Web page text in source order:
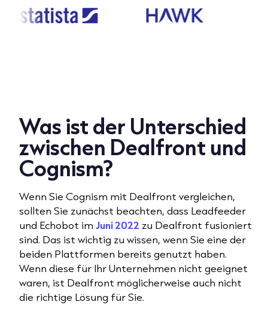
Was ist der Unterschied
zwischen Dealfront und
Cognism?
Wenn Sie Cognism mit Dealfront vergleichen,
sollten Sie zunächst beachten, dass Leadfeeder
und Echobot imJuni 2022 zu Dealfront fusioniert
sind. Das ist wichtig zu wissen, wenn Sie eine der
beiden Plattformen bereits genutzt haben.
Wenn diese für Ihr Unternehmen nicht geeignet
waren, ist Dealfront möglicherweise auch nicht
die richtige Lösung für Sie.